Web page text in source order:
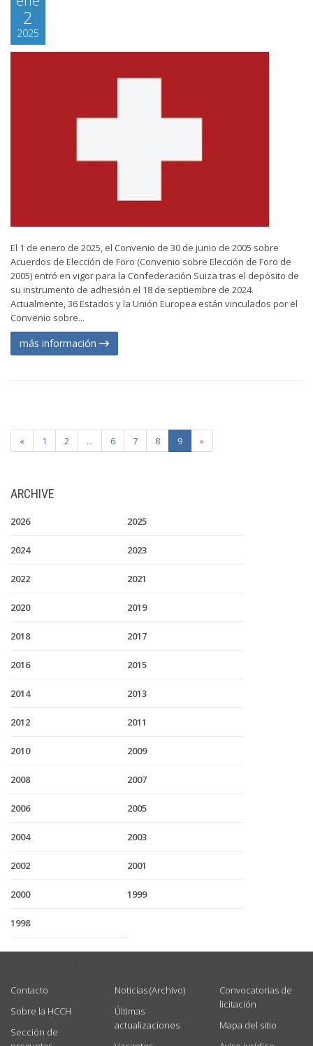
2
2025
El 1 de enero de 2025, el Convenio de 30 de junio de 2005 sobre
Acuerdos de Elección de Foro (Convenio sobre Elección de Foro de
2005) entró en vigor para la Confederación Suiza tras el depósito de
su instrumento de adhesión el 18 de septiembre de 2024.
Actualmente, 36 Estados y la Unión Europea están vinculados por el
Convenio sobre...
más información
« 1 2 ... 6 7 8 9 »
ARCHIVE
2026 2025
2024 2023
2022 2021
2020 2019
2018 2017
2016 2015
2014 2013
2012 2011
2010 2009
2008 2007
2006 2005
2004 2003
2002 2001
2000 1999
1998
Contacto
Sobre la HCCH
Sección de
Noticias (Archivo)
Últimas
actualizaciones
Convocatorias de
licitación
Mapa del sitio